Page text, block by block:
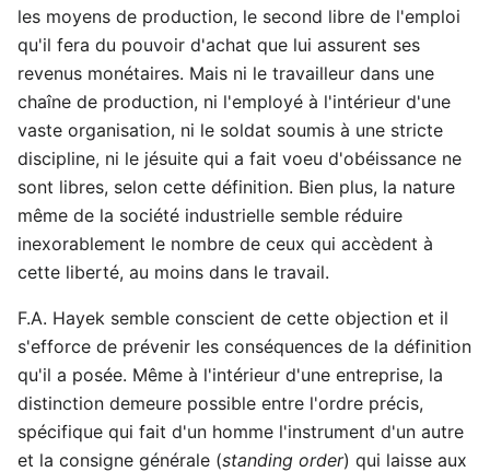
les moyens de production, le second libre de l'emploi
qu'il fera du pouvoir d'achat que lui assurent ses
revenus monétaires. Mais ni le travailleur dans une
chaîne de production, ni l'employé à l'intérieur d'une
vaste organisation, ni le soldat soumis à une stricte
discipline, ni le jésuite qui a fait voeu d'obéissance ne
sont libres, selon cette définition. Bien plus, la nature
même de la société industrielle semble réduire
inexorablement le nombre de ceux qui accèdent à
cette liberté, au moins dans le travail.
F.A. Hayek semble conscient de cette objection et il
s'efforce de prévenir les conséquences de la définition
qu'il a posée. Même à l'intérieur d'une entreprise, la
distinction demeure possible entre l'ordre précis,
spécifique qui fait d'un homme l'instrument d'un autre
et la consigne générale (standing order) qui laisse aux